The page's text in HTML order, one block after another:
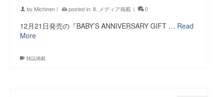
by Michinen | posted in: 8. メディア掲載 | 0
12月21日発売の『BABY’S ANNIVERSARY GIFT … Read
More
雑誌掲載